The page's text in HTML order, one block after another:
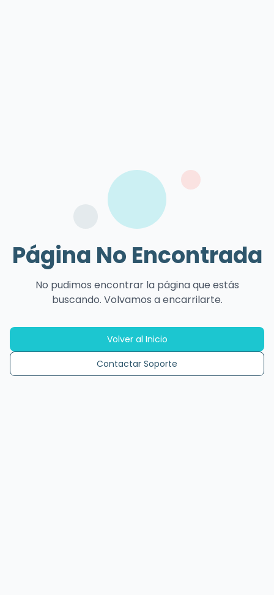
Página No Encontrada
No pudimos encontrar la página que estás
buscando. Volvamos a encarrilarte.
Volver al Inicio
Contactar Soporte